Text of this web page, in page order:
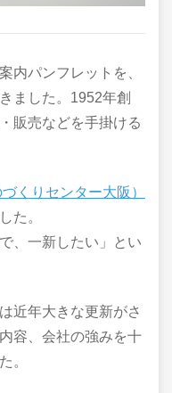
内パンフレットを、
ました。1952年創
販売などを手掛ける
くりセンター大阪）
た。
、一新したい」とい
近年大きな更新がさ
容、会社の強みを十
。